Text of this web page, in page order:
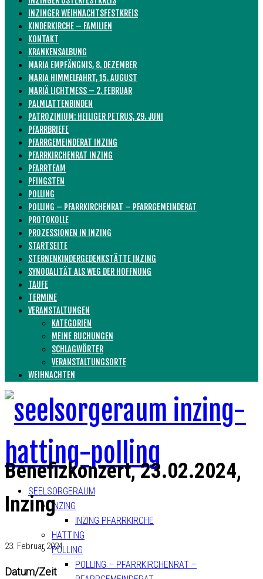
INZINGER WEIHNACHTSFESTKREIS
KINDERKIRCHE – FAMILIEN
KONTAKT
KRANKENSALBUNG
MARIA EMPFÄNGNIS, 8. DEZEMBER
MARIA HIMMELFAHRT, 15. AUGUST
MARIÄ LICHTMESS – 2. FEBRUAR
PALMLATTENBINDEN
PATROZINIUM: HEILIGER PETRUS, 29. JUNI
PFARRBRIEFE
PFARRGEMEINDERAT INZING
PFARRKIRCHENRAT INZING
PFARRTEAM
PFINGSTEN
POLLING
POLLING – PFARRKIRCHENRAT – PFARRGEMEINDERAT
PROTOKOLLE
PROZESSIONEN IN INZING
STARTSEITE
STERNENKINDERGEDENKSTÄTTE INZING
SYNODALITÄT ALS WEG DER HOFFNUNG
TAUFE
TERMINE
VERANSTALTUNGEN
KATEGORIEN
MEINE BUCHUNGEN
SCHLAGWÖRTER
VERANSTALTUNGSORTE
WEIHNACHTEN
SEELSORGERAUM
INZING
INZING PFARRKIRCHE
HATTING
POLLING
POLLING – PFARRKIRCHENRAT –
Benefizkonzert, 23.02.2024,
Inzing
23. Februar 2024
Datum/Zeit